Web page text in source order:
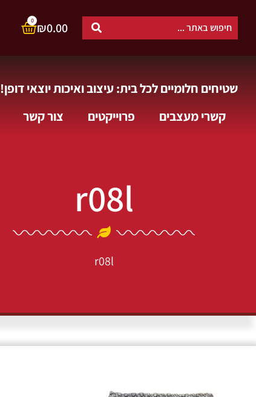
₪0.00
0
שטיחים חלומיים לכל בית: עיצוב ואיכות יוצאי דופן!
קשרי מעצבים
פרוייקטים צור קשר
r08l
r08l